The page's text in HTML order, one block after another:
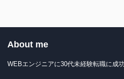
About me
WEBエンジニアに30代未経験転職に成